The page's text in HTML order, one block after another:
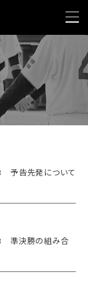
予告先発について
準決勝の組み合